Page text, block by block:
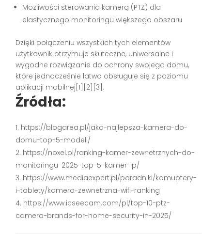
Możliwości sterowania kamerą (PTZ) dla
elastycznego monitoringu większego obszaru
Dzięki połączeniu wszystkich tych elementów
użytkownik otrzymuje skuteczne, uniwersalne i
wygodne rozwiązanie do ochrony swojego domu,
które jednocześnie łatwo obsługuje się z poziomu
aplikacji mobilnej[1][2][3].
Źródła:
https://blogarea.pl/jaka-najlepsza-kamera-do-
domu-top-5-modeli/
https://noxel.pl/ranking-kamer-zewnetrznych-do-
monitoringu-2025-top-5-kamer-ip/
https://www.mediaexpert.pl/poradniki/komuptery-
i-tablety/kamera-zewnetrzna-wifi-ranking
https://www.icseecam.com/pl/top-10-ptz-
camera-brands-for-home-security-in-2025/